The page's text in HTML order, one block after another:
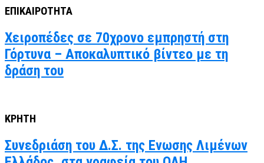
ΕΠΙΚΑΙΡΟΤΗΤΑ
Χειροπέδες σε 70χρονο εμπρηστή στη
Γόρτυνα – Αποκαλυπτικό βίντεο με τη
δράση του
ΚΡΗΤΗ
Συνεδριάση του Δ.Σ. της Ενωσης Λιμένων